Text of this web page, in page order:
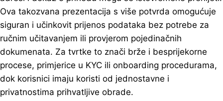
Ova takozvana prezentacija s više potvrda omogućuje
siguran i učinkovit prijenos podataka bez potrebe za
ručnim učitavanjem ili provjerom pojedinačnih
dokumenata. Za tvrtke to znači brže i besprijekorne
procese, primjerice u KYC ili onboarding procedurama,
dok korisnici imaju koristi od jednostavne i
privatnostima prihvatljive obrade.